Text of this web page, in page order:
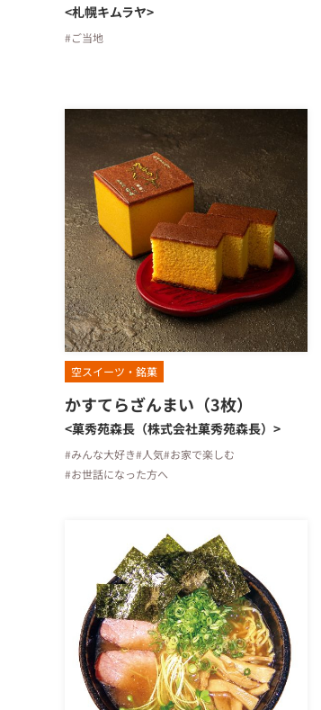
<札幌キムラヤ>
#ご当地
空スイーツ・銘菓
かすてらざんまい（3枚）
<菓秀苑森長（株式会社菓秀苑森長）>
#みんな大好き#人気#お家で楽しむ
#お世話になった方へ